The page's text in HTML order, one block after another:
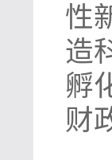
性
造
孵
财